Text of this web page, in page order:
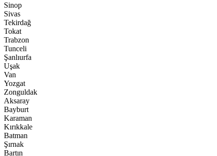
Sinop
Sivas
Tekirdağ
Tokat
Trabzon
Tunceli
Şanlıurfa
Uşak
Van
Yozgat
Zonguldak
Aksaray
Bayburt
Karaman
Kırıkkale
Batman
Şırnak
Bartın